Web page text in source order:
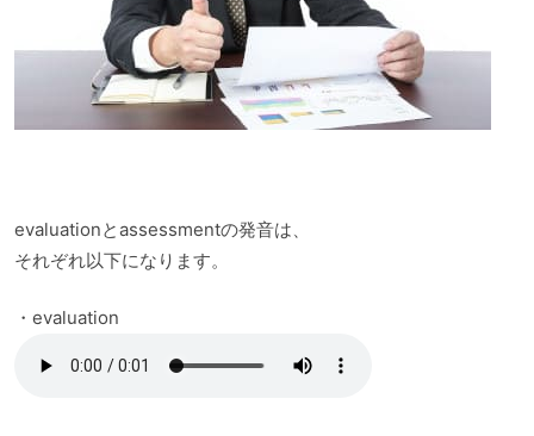
evaluationとassessmentの発音は、
それぞれ以下になります。
・evaluation